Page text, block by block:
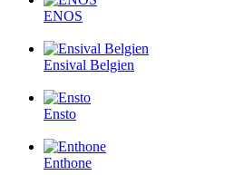
ENOS
Ensival Belgien
Ensto
Enthone